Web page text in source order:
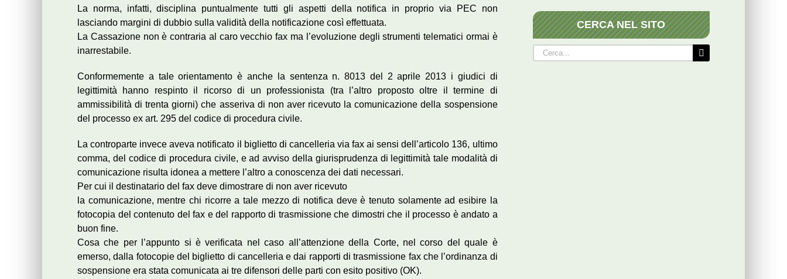
La norma, infatti, disciplina puntualmente tutti gli aspetti della notifica in proprio via PEC non
lasciando margini di dubbio sulla validità della notificazione così effettuata.
La Cassazione non è contraria al caro vecchio fax ma l’evoluzione degli strumenti telematici ormai è
inarrestabile.
Conformemente a tale orientamento è anche la sentenza n. 8013 del 2 aprile 2013 i giudici di
legittimità hanno respinto il ricorso di un professionista (tra l’altro proposto oltre il termine di
ammissibilità di trenta giorni) che asseriva di non aver ricevuto la comunicazione della sospensione
del processo ex art. 295 del codice di procedura civile.
La controparte invece aveva notificato il biglietto di cancelleria via fax ai sensi dell’articolo 136, ultimo
comma, del codice di procedura civile, e ad avviso della giurisprudenza di legittimità tale modalità di
comunicazione risulta idonea a mettere l’altro a conoscenza dei dati necessari.
Per cui il destinatario del fax deve dimostrare di non aver ricevuto
la comunicazione, mentre chi ricorre a tale mezzo di notifica deve è tenuto solamente ad esibire la
fotocopia del contenuto del fax e del rapporto di trasmissione che dimostri che il processo è andato a
buon fine.
Cosa che per l’appunto si è verificata nel caso all’attenzione della Corte, nel corso del quale è
emerso, dalla fotocopie del biglietto di cancelleria e dai rapporti di trasmissione fax che l’ordinanza di
sospensione era stata comunicata ai tre difensori delle parti con esito positivo (OK).
CERCA NEL SITO
Cerca
per: